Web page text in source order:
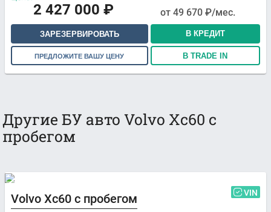
2 427 000 ₽ от 49 670 ₽/мес.
ЗАРЕЗЕРВИРОВАТЬ В КРЕДИТ
ПРЕДЛОЖИТЕ ВАШУ ЦЕНУ В TRADE IN
Другие БУ авто Volvo Xc60 с
пробегом
Volvo Xc60 с пробегом VIN